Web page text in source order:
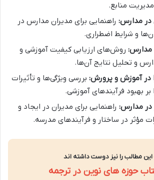
منابع.
در مدارس: راهنمایی برای مدیران مدارس در
و شرایط اضطراری.
مدارس: روش‌های ارزیابی کیفیت آموزشی و
و تحلیل نتایج آن‌ها.
در آموزش و پرورش: بررسی ویژگی‌ها و تأثیرات
بر بهبود فرآیندهای آموزشی.
در مدارس: راهنمایی برای مدیران در ایجاد و
مؤثر در ساختار و فرآیندهای مدرسه.
این مطالب را نیز دوست داشته اند
حوزه های نوین در ترجمه